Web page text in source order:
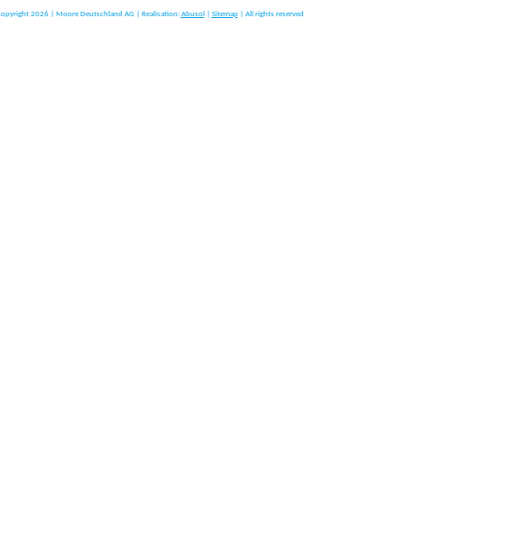
2026 | Moore Deutschland AG | Realisation: Abusol Sitemap| All rights reserved